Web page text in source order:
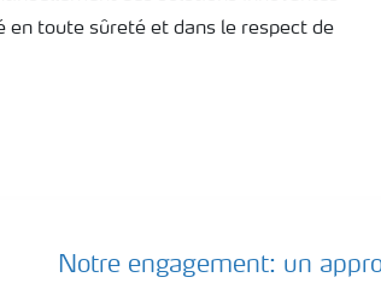
en toute sûreté et dans le respect de
Notre engagement: un